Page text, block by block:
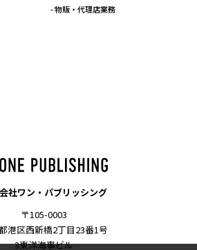
- 物販・代理店業務
社ワン・パブリッシング
〒105-0003
港区西新橋2丁目23番1号
3東洋海事ビル